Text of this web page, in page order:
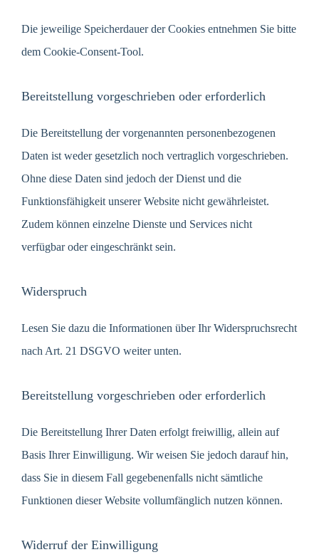
Die jeweilige Speicherdauer der Cookies entnehmen Sie bitte
dem Cookie-Consent-Tool.
Bereitstellung vorgeschrieben oder erforderlich
Die Bereitstellung der vorgenannten personenbezogenen
Daten ist weder gesetzlich noch vertraglich vorgeschrieben.
Ohne diese Daten sind jedoch der Dienst und die
Funktionsfähigkeit unserer Website nicht gewährleistet.
Zudem können einzelne Dienste und Services nicht
verfügbar oder eingeschränkt sein.
Widerspruch
Lesen Sie dazu die Informationen über Ihr Widerspruchsrecht
nach Art. 21 DSGVO weiter unten.
Bereitstellung vorgeschrieben oder erforderlich
Die Bereitstellung Ihrer Daten erfolgt freiwillig, allein auf
Basis Ihrer Einwilligung. Wir weisen Sie jedoch darauf hin,
dass Sie in diesem Fall gegebenenfalls nicht sämtliche
Funktionen dieser Website vollumfänglich nutzen können.
Widerruf der Einwilligung